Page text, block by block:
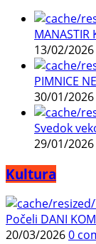
MANASTIR
13/02/2026
PIMNICE
30/01/2026
Svedok
29/01/2026
Kultura
Počeli DANI
20/03/20260